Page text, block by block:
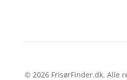
© 2026 FrisørFinder.dk. Alle